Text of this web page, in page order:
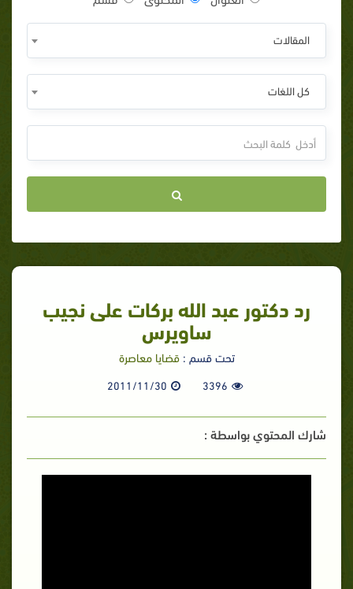
المقالات
كل اللغات
رد دكتور عبد الله بركات على نجيب
ساويرس
تحت قسم :قضايا معاصرة
3396
2011/11/30
شارك المحتوي بواسطة :